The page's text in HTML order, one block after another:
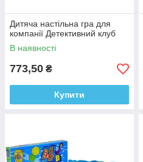
Дитяча настільна гра для
компанії Детективний клуб
В наявності
773,50 ₴
Купити